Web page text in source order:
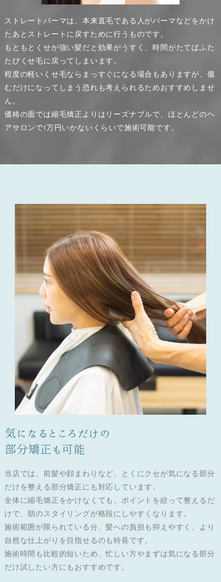
ストレートパーマは、本来直毛である人がパーマなどをかけ
たあとストレートに戻すために行うものです。
もともとくせが強い髪だと効果がうすく、時間がたてばふた
たびくせ毛に戻ってしまいます。
程度の軽いくせ毛ならまっすぐになる場合もありますが、傷
むだけになってしまう恐れも考えられるためおすすめしませ
ん。
価格の面では縮毛矯正よりはリーズナブルで、ほとんどのヘ
アサロンで1万円いかないくらいで施術可能です。
気になるところだけの
部分矯正も可能
当店では、前髪や顔まわりなど、とくにクセが気になる部分
だけを整える部分矯正にも対応しています。
全体に縮毛矯正をかけなくても、ポイントを絞って整えるだ
けで、朝のスタイリングが格段にしやすくなります。
施術範囲が限られている分、髪への負担も抑えやすく、より
自然な仕上がりを目指せるのも特長です。
施術時間も比較的短いため、忙しい方やまずは気になる部分
だけ試したい方にもおすすめです。